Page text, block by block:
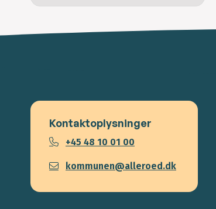
Kontaktoplysninger
+45 48 10 01 00
kommunen@alleroed.dk